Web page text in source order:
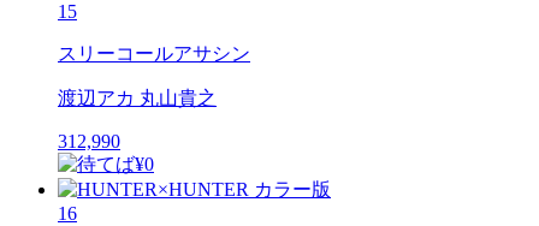
15
スリーコールアサシン
渡辺アカ 丸山貴之
312,990
16